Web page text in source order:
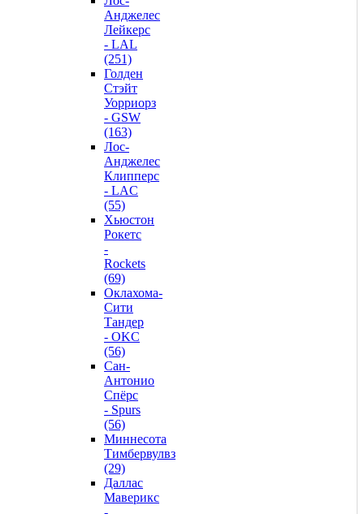
Анджелес
Лейкерс
- LAL
(251)
Голден
Стэйт
Уорриорз
- GSW
(163)
Лос-
Анджелес
Клипперс
- LAC
(55)
Хьюстон
Рокетс
-
Rockets
(69)
Оклахома-
Сити
Тандер
- OKC
(56)
Сан-
Антонио
Спёрс
- Spurs
(56)
Миннесота
Тимбервулвз
(29)
Даллас
Маверикс